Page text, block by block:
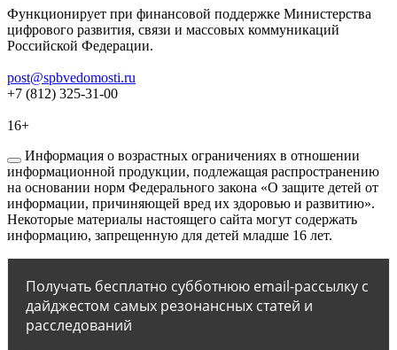
Функционирует при финансовой поддержке Министерства
цифрового развития, связи и массовых коммуникаций
Российской Федерации.
post@spbvedomosti.ru
+7 (812) 325-31-00
16+
Информация о возрастных ограничениях в отношении
информационной продукции, подлежащая распространению
на основании норм Федерального закона «О защите детей от
информации, причиняющей вред их здоровью и развитию».
Некоторые материалы настоящего сайта могут содержать
информацию, запрещенную для детей младше 16 лет.
Получать бесплатно субботнюю email-рассылку с
дайджестом самых резонансных статей и
расследований